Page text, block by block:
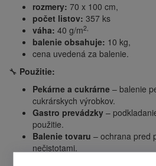
rozmery: 70 x 100 cm,
počet listov: 357 ks
váha: 40 g/m2,
balenie obsahuje: 10 kg,
cena uvedená za balenie.
🔧 Použitie:
Pekárne a cukrárne – balenie
cukrárskych výrobkov.
Gastro prevádzky –
použitie.
Balenie tovaru – ochrana pred
nečistotami.
–